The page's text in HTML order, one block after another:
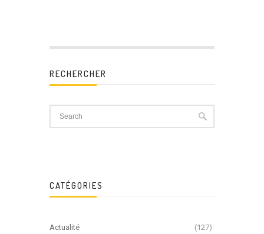
RECHERCHER
CATÉGORIES
Actualité (127)